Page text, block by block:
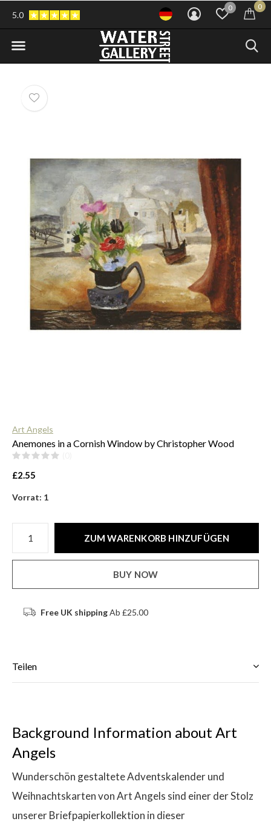
0 0
5.0
Art Angels
Anemones in a Cornish Window by Christopher Wood
£2.55
Vorrat: 1
ZUM WARENKORB HINZUFÜGEN
BUY NOW
Free UK shippingAb £25.00
Teilen
Background Information about Art
Angels
Wunderschön gestaltete Adventskalender und
Weihnachtskarten von Art Angels sind einer der Stolz
unserer Briefpapierkollektion in dieser